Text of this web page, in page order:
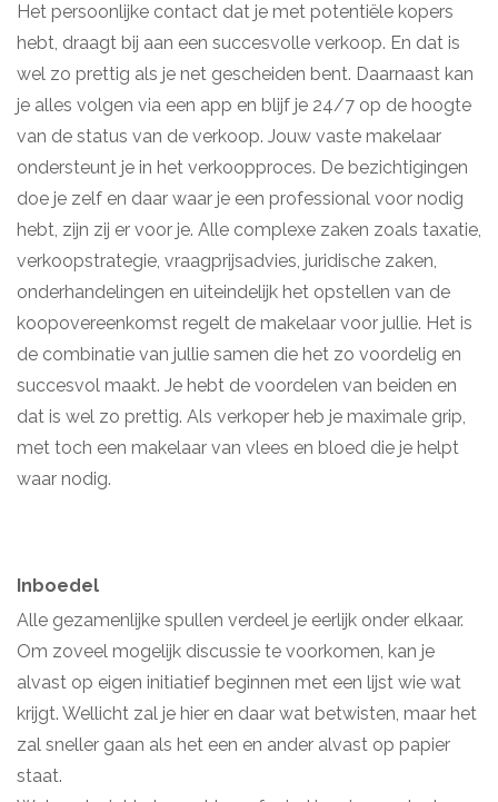
Het persoonlijke contact dat je met potentiële kopers
hebt, draagt bij aan een succesvolle verkoop. En dat is
wel zo prettig als je net gescheiden bent. Daarnaast kan
je alles volgen via een app en blijf je 24/7 op de hoogte
van de status van de verkoop. Jouw vaste makelaar
ondersteunt je in het verkoopproces. De bezichtigingen
doe je zelf en daar waar je een professional voor nodig
hebt, zijn zij er voor je. Alle complexe zaken zoals taxatie,
verkoopstrategie, vraagprijsadvies, juridische zaken,
onderhandelingen en uiteindelijk het opstellen van de
koopovereenkomst regelt de makelaar voor jullie. Het is
de combinatie van jullie samen die het zo voordelig en
succesvol maakt. Je hebt de voordelen van beiden en
dat is wel zo prettig. Als verkoper heb je maximale grip,
met toch een makelaar van vlees en bloed die je helpt
waar nodig.
Inboedel
Alle gezamenlijke spullen verdeel je eerlijk onder elkaar.
Om zoveel mogelijk discussie te voorkomen, kan je
alvast op eigen initiatief beginnen met een lijst wie wat
krijgt. Wellicht zal je hier en daar wat betwisten, maar het
zal sneller gaan als het een en ander alvast op papier
staat.